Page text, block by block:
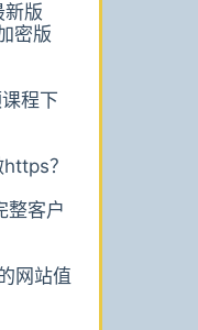
版
密版
程下
？
整客户
网站值